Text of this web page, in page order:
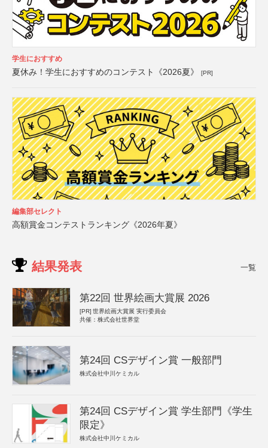
学生におすすめ
夏休み！学生におすすめのコンテスト《2026夏》 [PR]
編集部セレクト
高額賞金コンテストランキング《2026年夏》
結果発表 一覧
第22回 世界絵画大賞展 2026
[PR] 世界絵画大賞展 実行委員会
共催：株式会社世界堂
第24回 CSデザイン賞 一般部門
株式会社中川ケミカル
第24回 CSデザイン賞 学生部門《学生
限定》
株式会社中川ケミカル